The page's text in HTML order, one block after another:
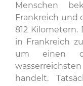
Menschen
Frankreich und
812 Kilometern.
in Frankreich
um einen
handelt.